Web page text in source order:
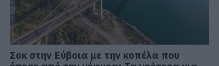
Σοκ στην Εύβοια με την κοπέλα που